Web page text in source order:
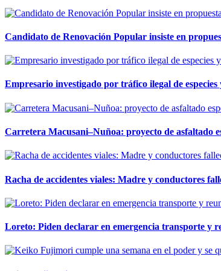
Candidato de Renovación Popular insiste en
Empresario investigado por tráfico ilegal de
Carretera Macusani–Nuñoa: proyecto de asfaltado
Racha de accidentes viales: Madre y conductores
Loreto: Piden declarar en emergencia transporte y